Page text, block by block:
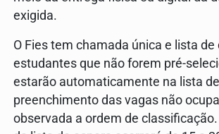
exigida.
O Fies tem chamada única e lista de
estudantes que não forem pré-
estarão automaticamente na lista
preenchimento das vagas não
observada a ordem de